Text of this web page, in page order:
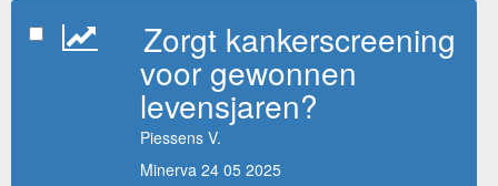
Zorgt kankerscreening
voor gewonnen
levensjaren?
Piessens V.
Minerva 24 05 2025